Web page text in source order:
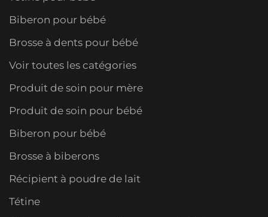
Biberon pour bébé
Brosse à dents pour bébé
Voir toutes les catégories
Produit de soin pour mère
Produit de soin pour bébé
Biberon pour bébé
Brosse à biberons
Récipient à poudre de lait
Tétine